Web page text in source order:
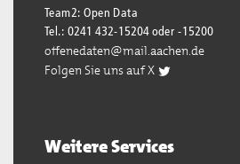
Team2: Open Data
Tel.: 0241 432-15204 oder -15200
offenedaten@mail.aachen.de
Folgen Sie uns auf X
Weitere Services